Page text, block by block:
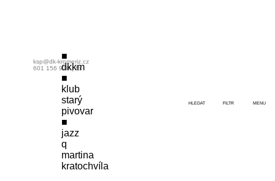
dkkm
klub
starý
pivovar
jazz
q
martina
kratochvíla
ksp@dk-kromeriz.cz
601 156 970 | fb
HLEDAT FILTR MENU